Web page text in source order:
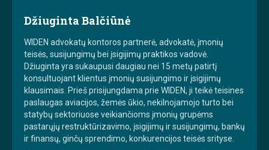
Džiuginta Balčiūnė
WIDEN advokatų kontoros partnerė, advokatė, įmonių
teisės, susijungimų bei įsigijimų praktikos vadovė.
Džiuginta yra sukaupusi daugiau nei 15 metų patirtį
konsultuojant klientus įmonių susijungimo ir įsigijimų
klausimais. Prieš prisijungdama prie WIDEN, ji teikė teisines
paslaugas aviacijos, žemės ūkio, nekilnojamojo turto bei
statybų sektoriuose veikiančioms įmonių grupėms
pastarųjų restruktūrizavimo, įsigijimų ir susijungimų, bankų
ir finansų, ginčų sprendimo, konkurencijos teisės srityse.